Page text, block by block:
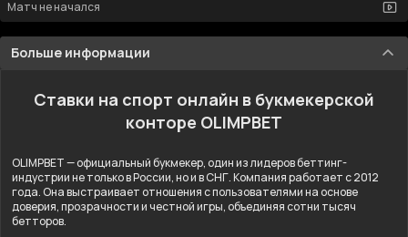
Матч не начался
Больше информации
Ставки на спорт онлайн в букмекерской
конторе OLIMPBET
OLIMPBET — официальный букмекер, один из лидеров беттинг-
индустрии не только в России, но и в СНГ. Компания работает с 2012
года. Она выстраивает отношения с пользователями на основе
доверия, прозрачности и честной игры, объединяя сотни тысяч
бетторов.